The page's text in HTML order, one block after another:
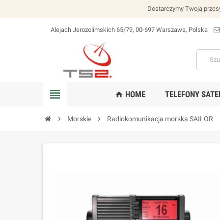
Dostarczymy Twoją
lokalizacja_na
Alejach Jerozolimskich 65/79, 00-697 Warszawa, Polska
view_headline home HOME TELEFONY
chevron_right Morskie chevron_right Radiokomunikacja morska SAILOR